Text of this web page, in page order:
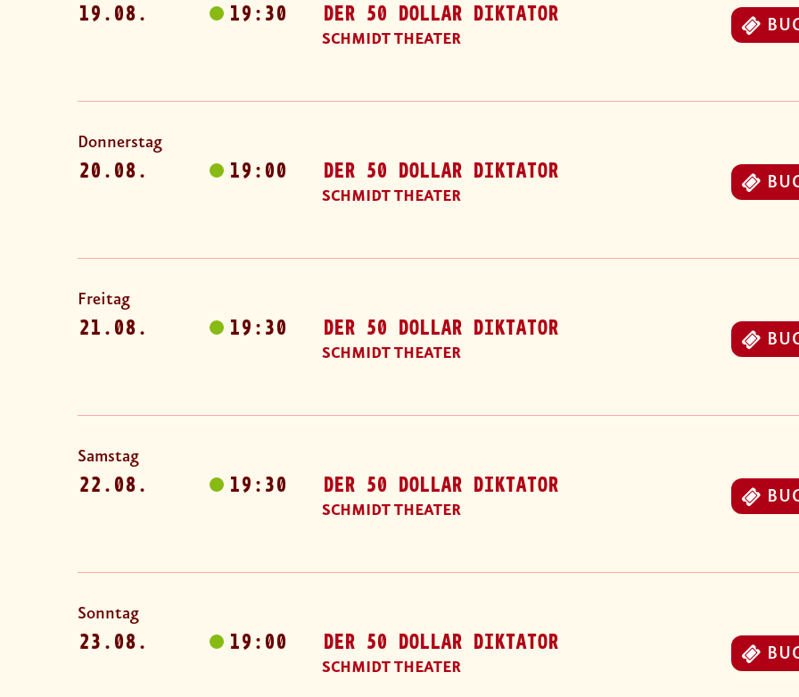
19.08. 19:30 DER 50 DOLLAR DIKTATOR
SCHMIDT THEATER
Donnerstag
20.08. 19:00 DER 50 DOLLAR DIKTATOR
SCHMIDT THEATER
Freitag
21.08. 19:30 DER 50 DOLLAR DIKTATOR
SCHMIDT THEATER
Samstag
22.08. 19:30 DER 50 DOLLAR DIKTATOR
SCHMIDT THEATER
Sonntag
23.08. 19:00 DER 50 DOLLAR DIKTATOR
SCHMIDT THEATER